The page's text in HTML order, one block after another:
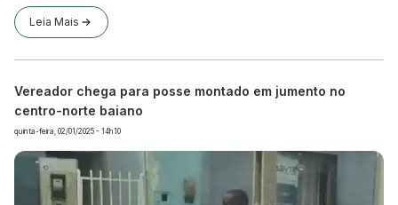
Leia Mais
Vereador chega para posse montado em jumento no
centro-norte baiano
quinta-feira, 02/01/2025 - 14h10